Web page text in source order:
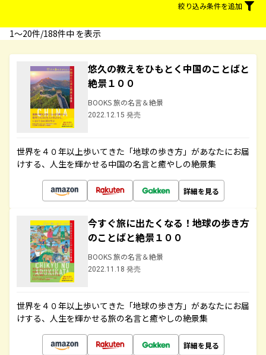
絞り込み条件を追加
1〜20件/188件中 を表示
悠久の教えをひもとく中国のことばと
絶景１００
BOOKS 旅の名言＆絶景
2022.12.15 発売
世界を４０年以上歩いてきた「地球の歩き方」があなたにお届
けする、人生を輝かせる中国の名言と癒やしの絶景集
詳細を見る
今すぐ旅に出たくなる！地球の歩き方
のことばと絶景１００
BOOKS 旅の名言＆絶景
2022.11.18 発売
世界を４０年以上歩いてきた「地球の歩き方」があなたにお届
けする、人生を輝かせる旅の名言と癒やしの絶景集
詳細を見る